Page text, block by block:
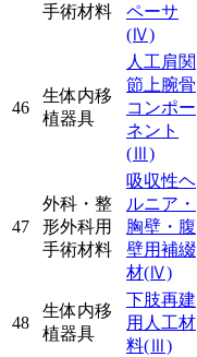
手術材料
ペーサ
(Ⅳ)
46
生体内移
植器具
人工肩関
節上腕骨
コンポー
ネント
(Ⅲ)
47
外科・整
形外科用
手術材料
吸収性ヘ
ルニア・
胸壁・腹
壁用補綴
材(Ⅳ)
48
生体内移
植器具
下肢再建
用人工材
料(Ⅲ)